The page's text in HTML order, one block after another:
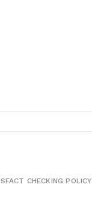
FACT CHECKING POLICY